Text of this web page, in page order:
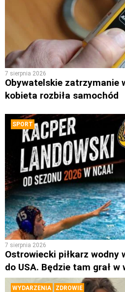
7 sierpnia 2026
Obywatelskie zatrzymanie
kobieta rozbiła samochód
SPORT
7 sierpnia 2026
Ostrowiecki piłkarz wodny
do USA. Będzie tam grał w
WYDARZENIA ZDROWIE